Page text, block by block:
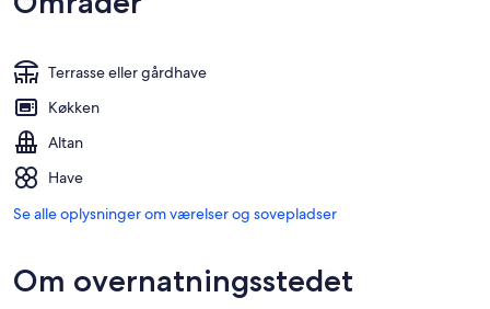
Terrasse eller gårdhave
Køkken
Altan
Have
Se alle oplysninger om værelser og sovepladser
Om overnatningsstedet